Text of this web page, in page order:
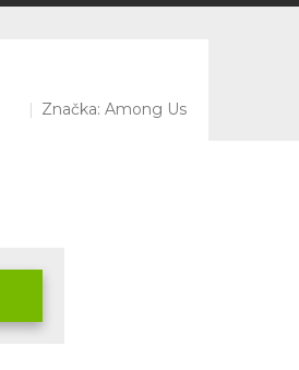
Značka: Among Us